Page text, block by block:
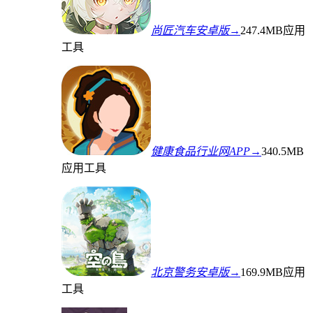
尚匠汽车安卓版→ 247.4MB应用
工具
健康食品行业网APP→340.5MB
应用工具
北京警务安卓版→ 169.9MB应用
工具